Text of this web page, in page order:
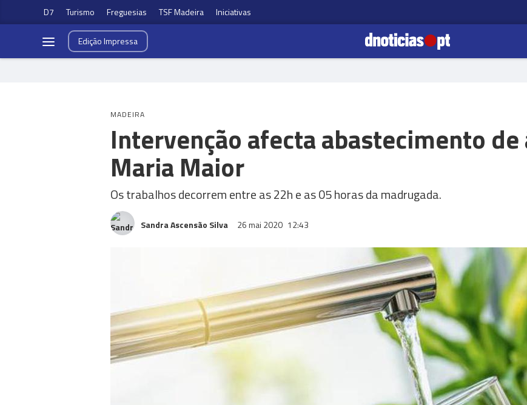
D7 Turismo Freguesias TSF Madeira Iniciativas
EdiçãoImpressa
MADEIRA
Intervenção afecta abastecimento de
Maria Maior
Os trabalhos decorrem entre as 22h e as 05 horas da madrugada.
Sandra Ascensão Silva 26 mai 2020 12:43